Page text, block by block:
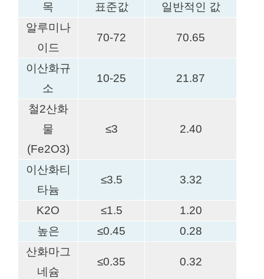
목 표준값
일반적인 값
알루미나
이드
70-72 70.65
이산화규
소
10-25 21.87
철2산화
물
(Fe2O3)
≤3 2.40
이산화티
타늄
≤3.5 3.32
K2O ≤1.5
1.20
높은
≤0.45
0.28
산화마그
네슘
≤0.35 0.32